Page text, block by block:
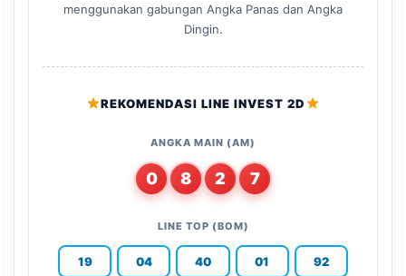
menggunakan gabungan Angka Panas dan Angka
Dingin.
REKOMENDASI LINE INVEST 2D
ANGKA MAIN (AM)
0 8 2 7
LINE TOP (BOM)
19 04 40 01 92